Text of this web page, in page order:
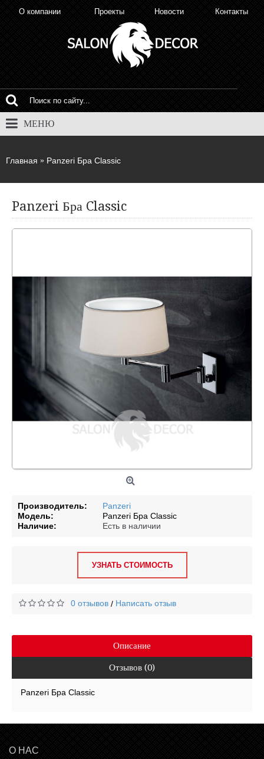
О компании Проекты Новости Контакты
МЕНЮ
Главная Panzeri Бра Classic
Panzeri Бра Classic
Производитель:
Panzeri
Модель:
Panzeri Бра Classic
Наличие:
Есть в наличии
УЗНАТЬ СТОИМОСТЬ
0 отзывов / Написать отзыв
Описание
Отзывов (0)
Panzeri Бра Classic
О НАС